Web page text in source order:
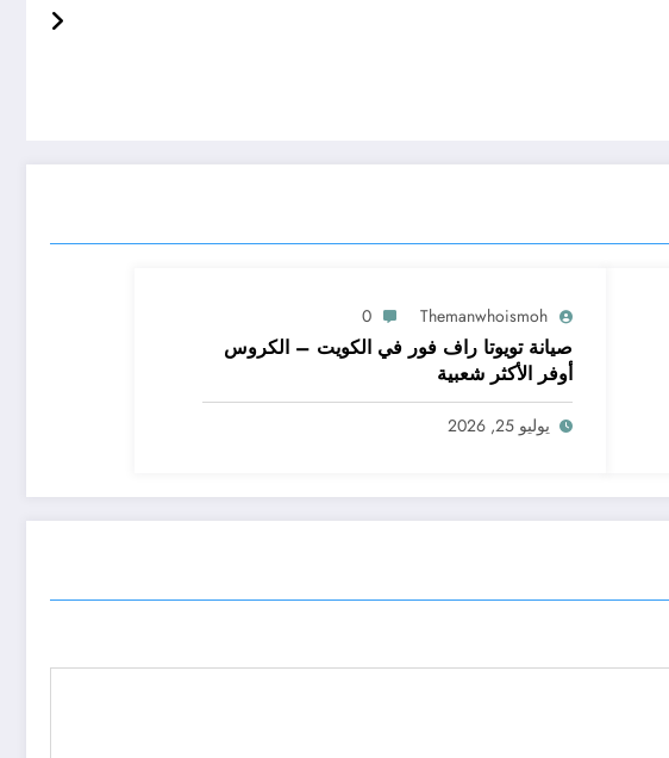
Themanwhoismoh
0
صيانة تويوتا راف فور في الكويت – الكروس
أوفر الأكثر شعبية
يوليو 25, 2026